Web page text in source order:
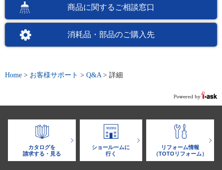
商品に関するご相談窓口
消耗品・部品のご購入先
Home > お客様サポート > Q&A > 詳細
カタログを
請求する・見る
ショールームに
行く
リフォーム情報
（TOTOリフォーム）